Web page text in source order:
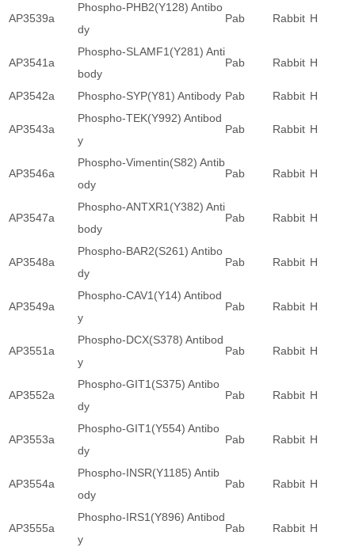
AP3539a
Phospho-PHB2(Y128) Antibo
dy
Pab Rabbit H
AP3541a
Phospho-SLAMF1(Y281) Anti
body
Pab Rabbit H
AP3542a Phospho-SYP(Y81) Antibody Pab Rabbit H
AP3543a
Phospho-TEK(Y992) Antibod
y
Pab Rabbit H
AP3546a
Phospho-Vimentin(S82) Antib
ody
Pab Rabbit H
AP3547a
Phospho-ANTXR1(Y382) Anti
body
Pab Rabbit H
AP3548a
Phospho-BAR2(S261) Antibo
dy
Pab Rabbit H
AP3549a
Phospho-CAV1(Y14) Antibod
y
Pab Rabbit H
AP3551a
Phospho-DCX(S378) Antibod
y
Pab Rabbit H
AP3552a
Phospho-GIT1(S375) Antibo
dy
Pab Rabbit H
AP3553a
Phospho-GIT1(Y554) Antibo
dy
Pab Rabbit H
AP3554a
Phospho-INSR(Y1185) Antib
ody
Pab Rabbit H
AP3555a
Phospho-IRS1(Y896) Antibod
y
Pab Rabbit H